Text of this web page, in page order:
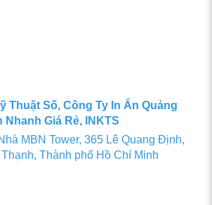
Thuật Số, Công Ty In Ấn Quảng
Nhanh Giá Rẻ, INKTS
MBN Tower, 365 Lê Quang Định,
Thành phố Hồ Chí Minh